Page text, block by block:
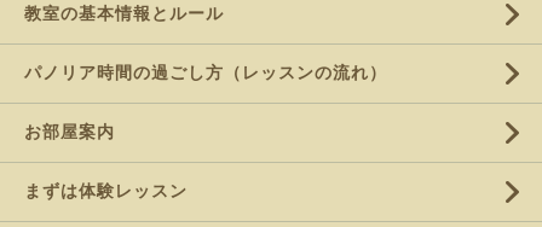
教室の基本情報とルール
パノリア時間の過ごし方（レッスンの流れ）
お部屋案内
まずは体験レッスン